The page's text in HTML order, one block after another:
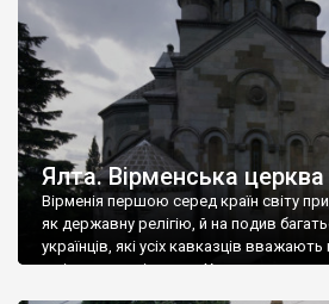
Ялта. Вірменська церква
Вірменія першою серед країн світу
як державну релігію, й на подив
українців, які усіх кавказців
є відданими вірянами Христа